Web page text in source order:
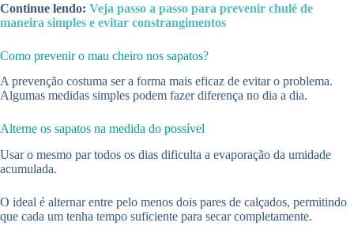
Continue lendo: Veja passo a passo para prevenir chulé de
maneira simples e evitar constrangimentos
Como prevenir o mau cheiro nos sapatos?
A prevenção costuma ser a forma mais eficaz de evitar o problema.
Algumas medidas simples podem fazer diferença no dia a dia.
Alterne os sapatos na medida do possível
Usar o mesmo par todos os dias dificulta a evaporação da umidade
acumulada.
O ideal é alternar entre pelo menos dois pares de calçados, permitindo
que cada um tenha tempo suficiente para secar completamente.